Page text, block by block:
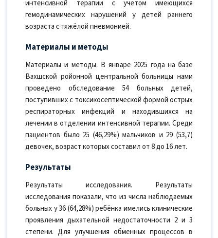
интенсивной терапии с учетом имеющихся
гемодинамических нарушений у детей раннего
возраста с тяжёлой пневмонией.
Материалы и методы
Материалы и методы. В январе 2025 года на базе
Вахшской ройонной центральной больницы нами
проведено обследование 54 больных детей,
поступивших с токсикосептической формой острых
респираторных инфекций и находившихся на
лечении в отделении интенсивной терапии. Среди
пациентов было 25 (46,29%) мальчиков и 29 (53,7)
девочек, возраст которых составил от 8 до 16 лет.
Результаты
Результаты исследования. Результаты
исследования показали, что из числа наблюдаемых
больных у 36 (64,28%) ребёнка имелись клинические
проявления дыхательной недостаточности 2 и 3
степени. Для улучшения обменных процессов в